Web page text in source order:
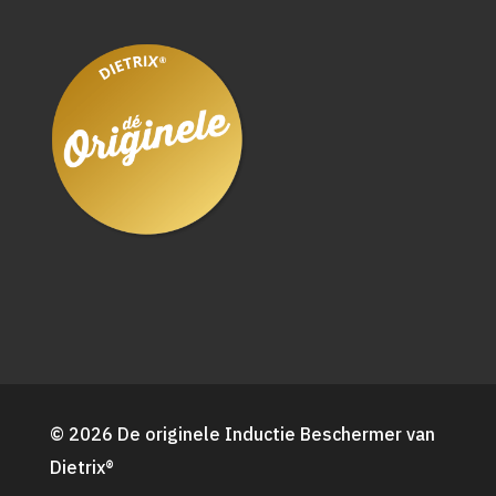
© 2026 De originele Inductie Beschermer van
Dietrix®